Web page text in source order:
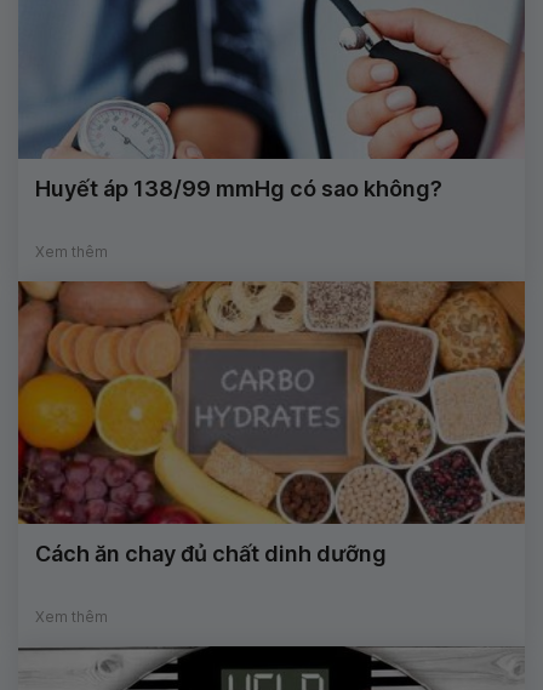
Huyết áp 138/99 mmHg có sao không?
Xem thêm
Cách ăn chay đủ chất dinh dưỡng
Xem thêm